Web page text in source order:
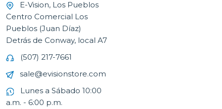
E-Vision, Los Pueblos
Centro Comercial Los
Pueblos (Juan Díaz)
Detrás de Conway, local A7
(507) 217-7661
sale@evisionstore.com
Lunes a Sábado 10:00
a.m. - 6:00 p.m.